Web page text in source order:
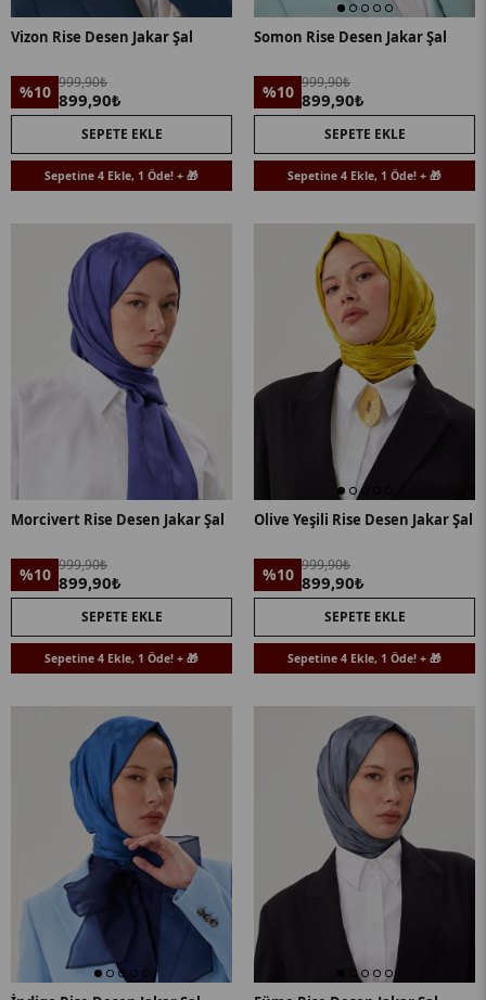
Vizon Rise Desen Jakar Şal
%10 999,90₺
899,90₺
SEPETE EKLE
Sepetine 4 Ekle, 1 Öde! + 🎁
Somon Rise Desen Jakar Şal
%10 999,90₺
899,90₺
SEPETE EKLE
Sepetine 4 Ekle, 1 Öde! + 🎁
Morcivert Rise Desen Jakar Şal
%10 999,90₺
899,90₺
SEPETE EKLE
Sepetine 4 Ekle, 1 Öde! + 🎁
Olive Yeşili Rise Desen Jakar Şal
%10 999,90₺
899,90₺
SEPETE EKLE
Sepetine 4 Ekle, 1 Öde! + 🎁